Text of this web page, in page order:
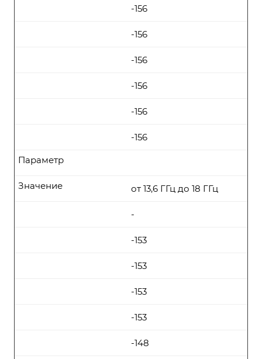
-156
-156
-156
-156
-156
-156
Параметр
от 13,6 ГГц до 18 ГГц
Значение
-
-153
-153
-153
-153
-148